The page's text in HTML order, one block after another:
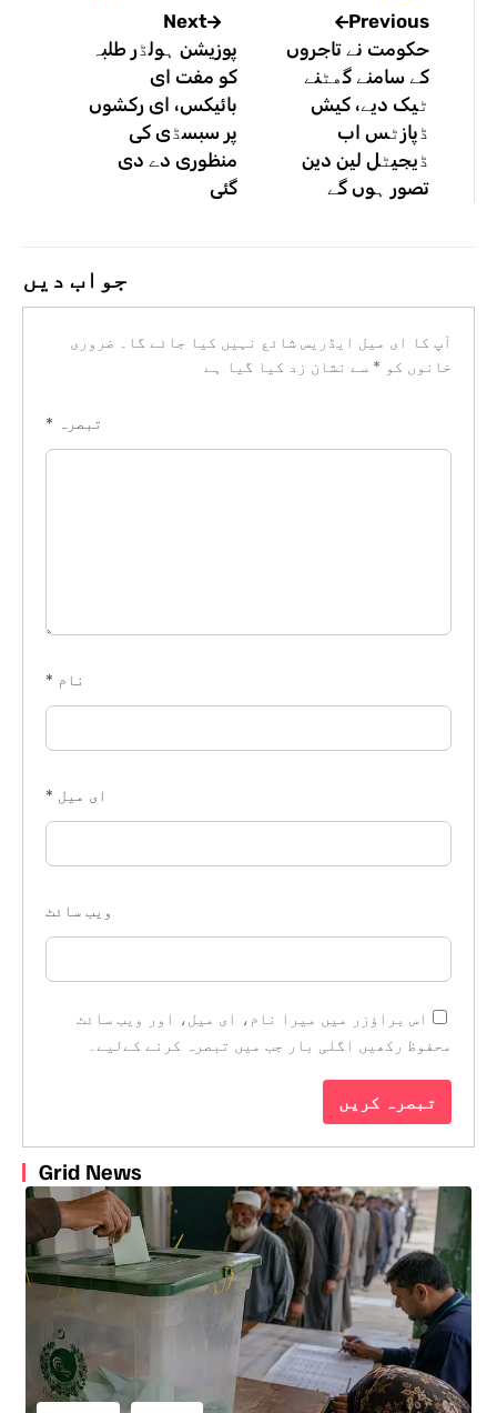
Previous
حکومت نے تاجروں
کے سامنے گھٹنے
ٹیک دیے، کیش
ڈپازٹس اب
ڈیجیٹل لین دین
تصور ہوں گے
Next
پوزیشن ہولڈر طلبہ
کو مفت ای
بائیکس، ای رکشوں
پر سبسڈی کی
منظوری دے دی
گئی
جواب دیں
آپ کا ای میل ایڈریس شائع نہیں کیا جائے گا۔
ضروری
خانوں کو * سے نشان زد کیا گیا ہے
تبصرہ *
نام *
ای میل *
ویب‌ سائٹ
اس براؤزر میں میرا نام، ای میل، اور ویب سائٹ
محفوظ رکھیں اگلی بار جب میں تبصرہ کرنے کےلیے۔
Grid News